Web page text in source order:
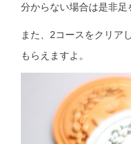
分からない場合は是非足
また、2コースをクリア
もらえますよ。